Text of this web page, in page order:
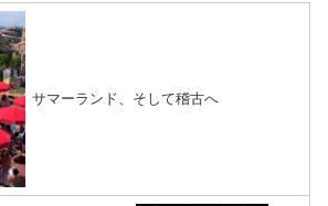
サマーランド、そして稽古へ